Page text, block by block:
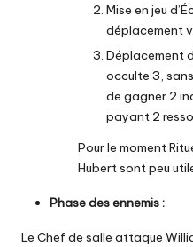
Mise en jeu
déplacement
Déplacement
occulte 3,
de gagner 2
payant 2
Pour le moment
Hubert sont peu
Phase des ennemis :
Le Chef de salle attaque